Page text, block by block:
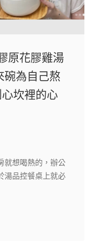
原花膠雞湯
碗為自己熬
坎裡的心
就想喝熱的，辦公
湯品控餐桌上就必